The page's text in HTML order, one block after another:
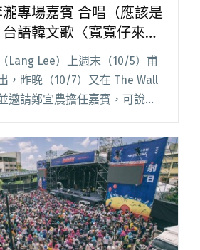
專場嘉賓 合唱（應該是
語韓文歌〈寬寬仔來到
Lang Lee）上週末（10/5）甫
，昨晚（10/7）又在 The Wall
邀請鄭宜農擔任嘉賓，可說是
與 hyukoh 的《AAA》後，又
人充滿真摯閱讀全文 "鄭宜農
合唱（應該是全球第一首）台
來到祢的面前〉"